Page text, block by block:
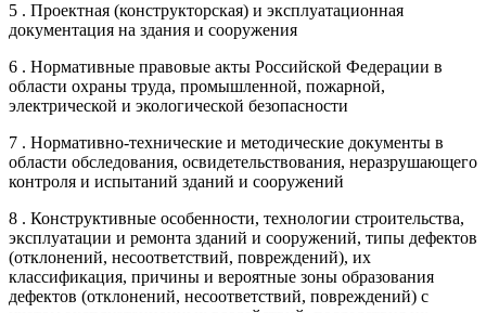
5 . Проектная (конструкторская) и эксплуатационная
документация на здания и сооружения
6 . Нормативные правовые акты Российской Федерации в
области охраны труда, промышленной, пожарной,
электрической и экологической безопасности
7 . Нормативно-технические и методические документы в
области обследования, освидетельствования, неразрушающего
контроля и испытаний зданий и сооружений
8 . Конструктивные особенности, технологии строительства,
эксплуатации и ремонта зданий и сооружений, типы дефектов
(отклонений, несоответствий, повреждений), их
классификация, причины и вероятные зоны образования
дефектов (отклонений, несоответствий, повреждений) с